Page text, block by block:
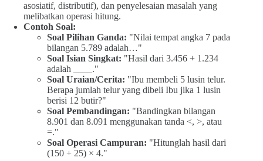
asosiatif, distributif), dan penyelesaian masalah yang
melibatkan operasi hitung.
Contoh Soal:
Soal Pilihan Ganda: "Nilai tempat angka 7 pada
bilangan 5.789 adalah…"
Soal Isian Singkat: "Hasil dari 3.456 + 1.234
adalah ____."
Soal Uraian/Cerita: "Ibu membeli 5 lusin telur.
Berapa jumlah telur yang dibeli Ibu jika 1 lusin
berisi 12 butir?"
Soal Pembandingan: "Bandingkan bilangan
8.901 dan 8.091 menggunakan tanda <, >, atau
=."
Soal Operasi Campuran: "Hitunglah hasil dari
(150 + 25) × 4."